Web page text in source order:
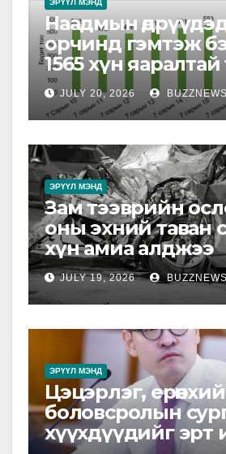
ЭРҮҮЛ МЭНД
Наадмын
орчинд гэмтэж
1565 хүн
авснаас 615 нь 0-
хүүхэд байна
JULY 20, 2026 BUZZNEWS
ЭРҮҮЛ МЭНД
Зам тээврийн
оны эхний таван
хүн амиа алджээ
JULY 19, 2026 BUZZNEWS
ЭРҮҮЛ МЭНД
Цэцэрлэг, ерөнхий
боловсролын
хүүхдүүдийг эрт